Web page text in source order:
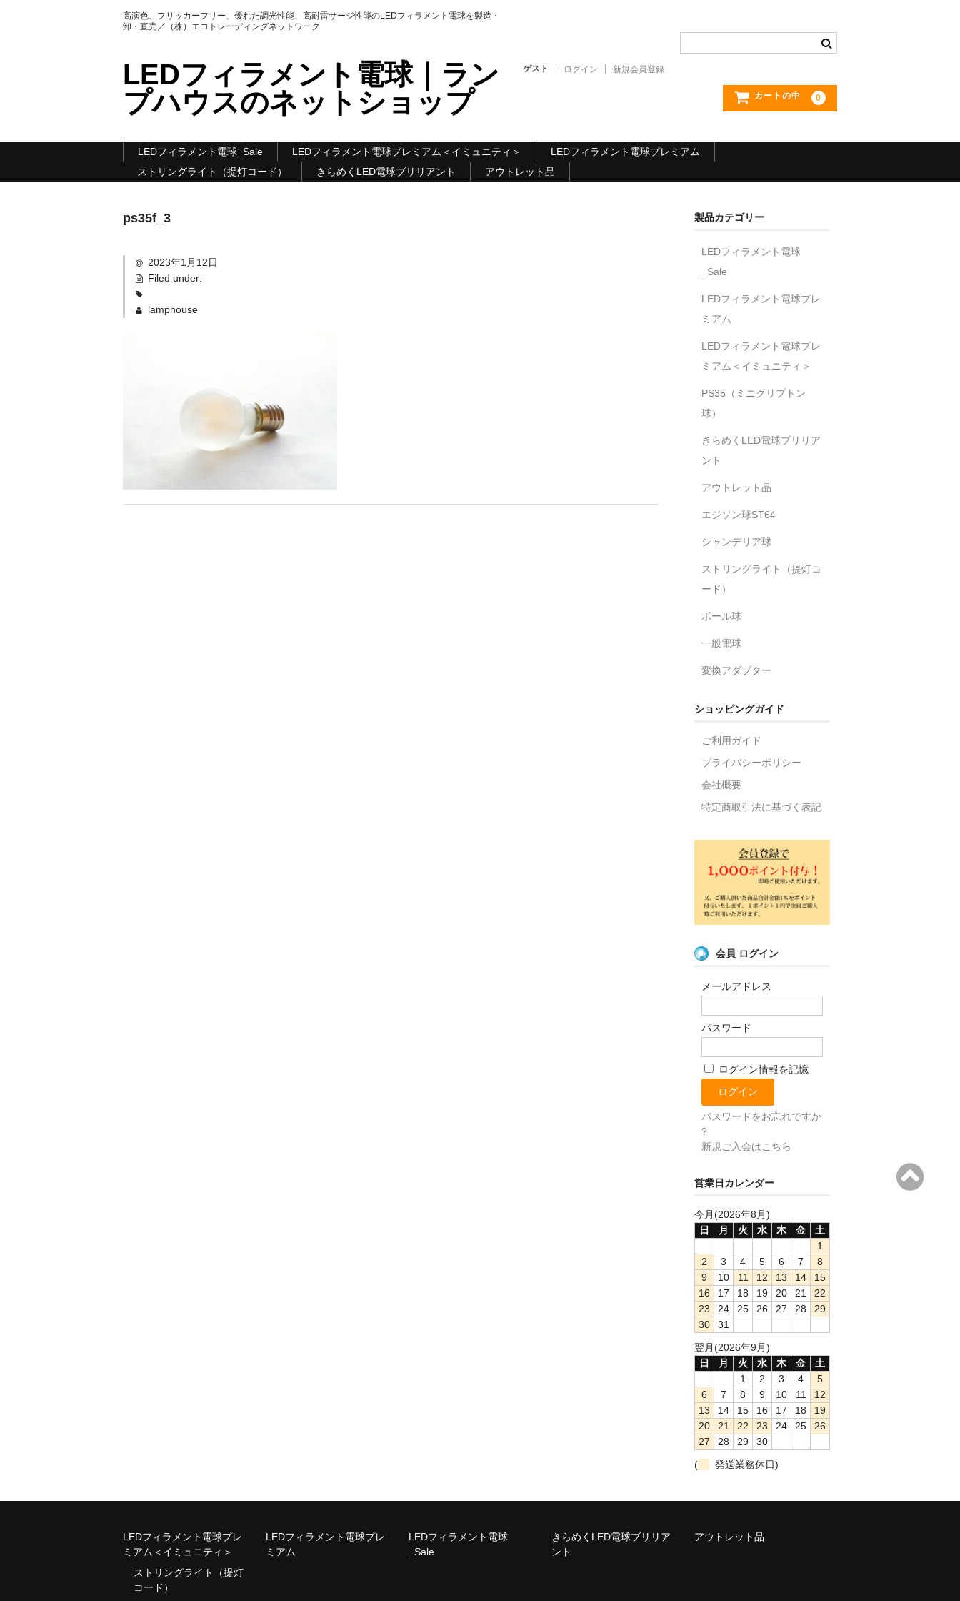
高演色、フリッカーフリー、優れた調光性能、高耐雷サージ性能のLEDフィラメント電球を製造・
卸・直売／（株）エコトレーディングネットワーク
LEDフィラメント電球｜ラン
プハウスのネットショップ
ゲスト ログイン 新規会員登録
カートの中 0
LEDフィラメント電球_Sale LEDフィラメント電球プレミアム＜イミュニティ＞
LEDフィラメント電球プレミアム
ストリングライト（提灯コード）
きらめくLED電球ブリリアント アウトレット品
ps35f_3
2023年1月12日
Filed under:
lamphouse
製品カテゴリー
LEDフィラメント電球
_Sale
LEDフィラメント電球プレ
ミアム
LEDフィラメント電球プレ
ミアム＜イミュニティ＞
PS35（ミニクリプトン
球）
きらめくLED電球ブリリア
ント
アウトレット品
エジソン球ST64
シャンデリア球
ストリングライト（提灯コ
ード）
ボール球
一般電球
変換アダプター
ショッピングガイド
ご利用ガイド
プライバシーポリシー
会社概要
特定商取引法に基づく表記
会員 ログイン
メールアドレス
パスワード
ログイン情報を記憶
パスワードをお忘れですか
?
新規ご入会はこちら
営業日カレンダー
今月(2026年8月)
日
月 火 水 木 金
土
1
2
3 4 5 6 7
8
9
10 11 12 13 14
15
16
17 18 19 20 21
22
23
24 25 26 27 28
29
30
31
翌月(2026年9月)
日
月 火 水 木 金
土
1
2 3 4
5
6
7 8 9 10 11
12
13
14 15 16 17 18
19
20
21 22 23 24 25
26
27
28 29
30
(
発送業務休日)
LEDフィラメント電球プレ
ミアム＜イミュニティ＞
ストリングライト（提灯
コード）
LEDフィラメント電球プレ
ミアム
LEDフィラメント電球
_Sale
きらめくLED電球ブリリア
ント
アウトレット品